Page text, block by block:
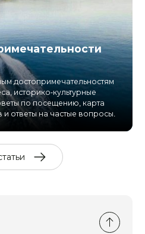
достопримечательностям
историко-культурные
по посещению, карта
ответы на частые вопросы.